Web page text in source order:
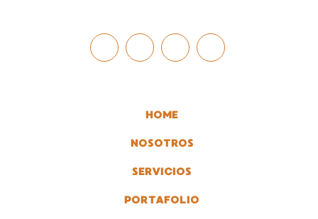
HOME
NOSOTROS
SERVICIOS
PORTAFOLIO